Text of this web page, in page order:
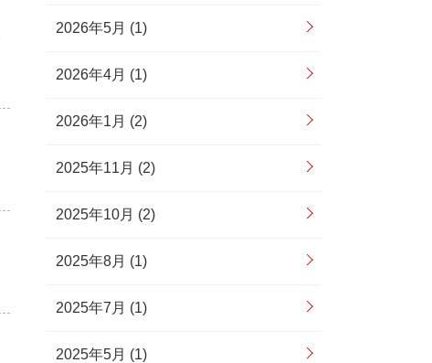
2026年5月 (1)
2026年4月 (1)
2026年1月 (2)
2025年11月 (2)
2025年10月 (2)
2025年8月 (1)
2025年7月 (1)
2025年5月 (1)